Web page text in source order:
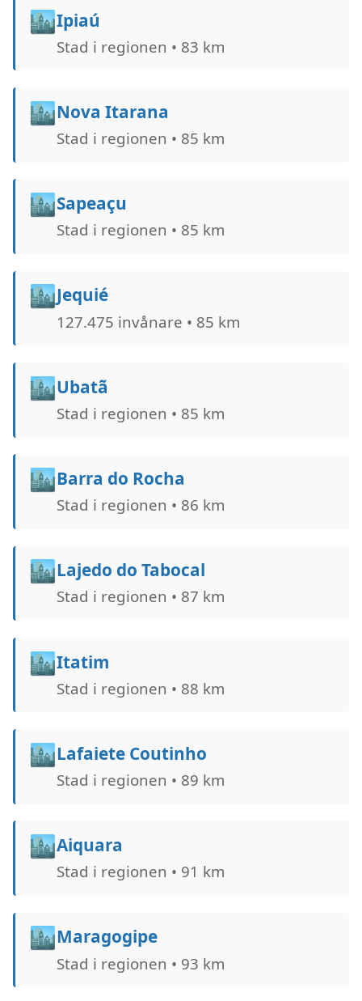
🏙️Ipiaú
Stad i regionen • 83 km
🏙️Nova Itarana
Stad i regionen • 85 km
🏙️Sapeaçu
Stad i regionen • 85 km
🏙️Jequié
127.475 invånare • 85 km
🏙️Ubatã
Stad i regionen • 85 km
🏙️Barra do Rocha
Stad i regionen • 86 km
🏙️Lajedo do Tabocal
Stad i regionen • 87 km
🏙️Itatim
Stad i regionen • 88 km
🏙️Lafaiete Coutinho
Stad i regionen • 89 km
🏙️Aiquara
Stad i regionen • 91 km
🏙️Maragogipe
Stad i regionen • 93 km